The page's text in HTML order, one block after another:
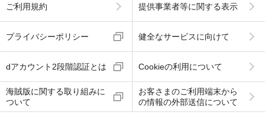
ご利用規約 提供事業者等に関する表示
プライバシーポリシー 健全なサービスに向けて
dアカウント2段階認証とは Cookieの利用について
海賊版に関する取り組みに
ついて
お客さまのご利用端末から
の情報の外部送信について